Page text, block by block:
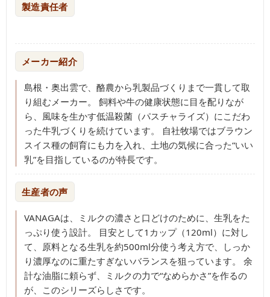
製造責任者
メーカー紹介
島根・奥出雲で、酪農から乳製品づくりまで一貫して取
り組むメーカー。 飼料や牛の健康状態に目を配りなが
ら、風味を生かす低温殺菌（パスチャライズ）にこだわ
った牛乳づくりを続けています。 自社牧場ではブラウン
スイス種の飼育にも力を入れ、土地の気候に合った“いい
乳”を目指しているのが特長です。
生産者の声
VANAGAは、ミルクの濃さと口どけのために、生乳をた
っぷり使う設計。 目安として1カップ（120ml）に対し
て、原料となる生乳を約500ml分使う考え方で、しっか
り濃厚なのに重たすぎないバランスを狙っています。 余
計な油脂に頼らず、ミルクの力で“なめらかさ”を作るの
が、このシリーズらしさです。